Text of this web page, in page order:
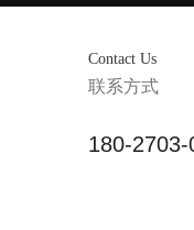
Contact Us
联系方式
180-2703-